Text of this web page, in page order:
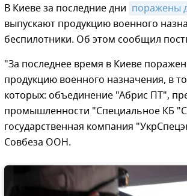
В Киеве за последние дни поражены
выпускают продукцию военного
беспилотники. Об этом сообщил
"За последнее время в Киеве
продукцию военного назначения, в
которых: объединение "Абрис ПТ",
промышленности "Специальное КБ
государственная компания
Совбеза ООН.